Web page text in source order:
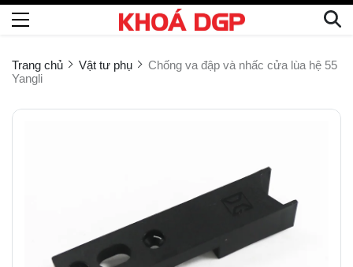
Trang chủ Vật tư phụ
Chống va đập và nhấc cửa lùa hệ 55
Yangli